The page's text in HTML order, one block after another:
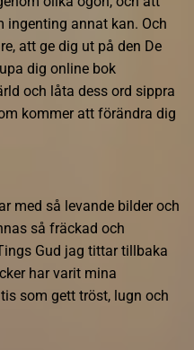
ingenting annat kan. Och
att ge dig ut på den De
dig online bok
och låta dess ord sippra
kommer att förändra dig
med så levande bilder och
så fräckad och
Gud jag tittar tillbaka
har varit mina
som gett tröst, lugn och